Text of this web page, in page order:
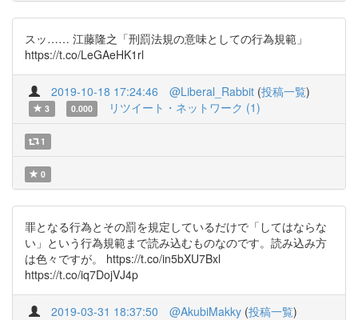
スッ…… 江藤隆之「刑罰法規の意味としての行為規範」
https://t.co/LeGAeHK1rl
2019-10-18 17:24:46 @Liberal_Rabbit (投稿一覧)
3 0.000 リツイート・ネットワーク (1)
1
0
罪となる行為とその罰を規定しているだけで「してはならな
い」という行為規範まで読み込むものなのです。読み込み方
は色々ですが。 https://t.co/in5bXU7Bxl
https://t.co/iq7DojVJ4p
2019-03-31 18:37:50 @AkubiMakky (投稿一覧)